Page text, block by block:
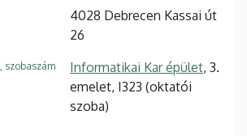
4028 Debrecen Kassai út
26
szobaszám Informatikai Kar épület, 3.
emelet, I323 (oktatói
szoba)